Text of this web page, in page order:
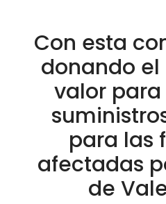
Con esta
donando el
valor
para las
afectadas
de